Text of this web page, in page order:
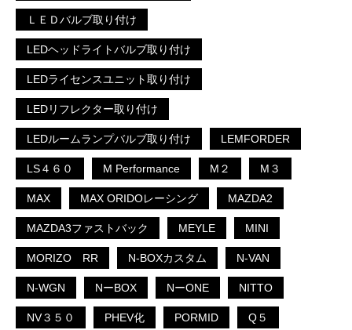
ＬＥＤバルブ取り付け
LEDヘッドライトバルブ取り付け
LEDライセンスユニット取り付け
LEDリフレクター取り付け
LEDルームランプバルブ取り付け LEMFORDER
LS４６０ M Performance M２ M３
MAX MAX ORIDOレーシング MAZDA2
MAZDA3ファストバック MEYLE MINI
MORIZO RR N-BOXカスタム N-VAN
N-WGN NーBOX NーONE NITTO
NV３５０ PHEV化 PORMID Q５